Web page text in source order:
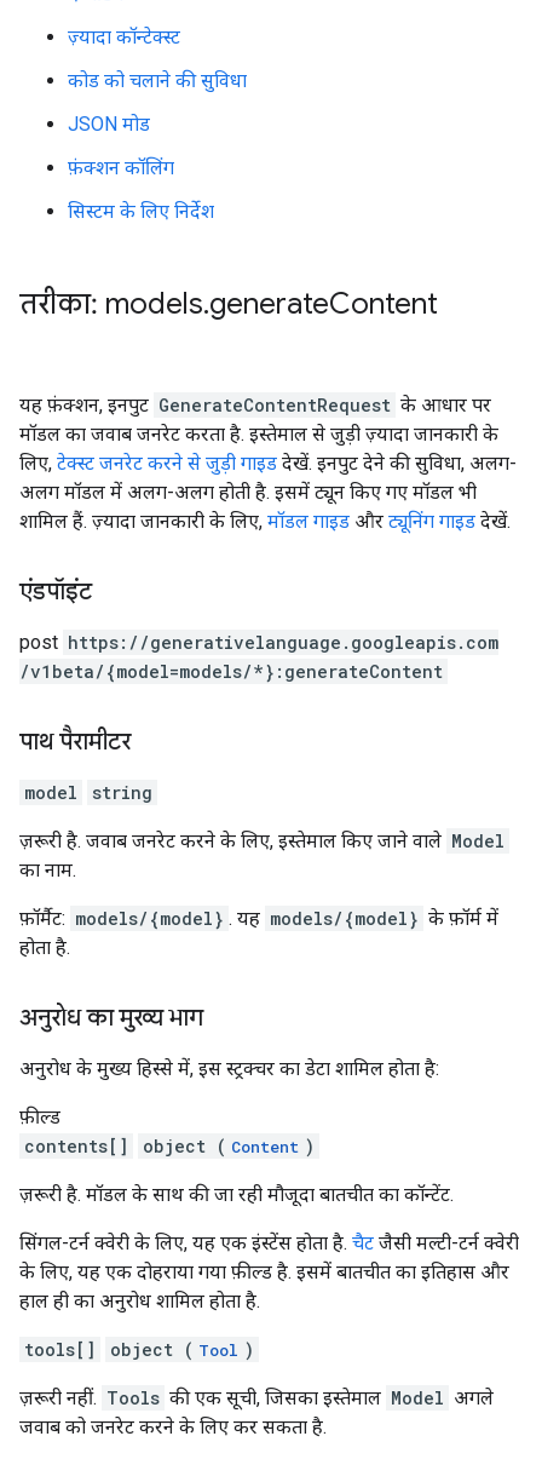
ज़्यादा कॉन्टेक्स्ट
कोड को चलाने की सुविधा
JSON मोड
फ़ंक्शन कॉलिंग
सिस्टम के लिए निर्देश
तरीका: models.generateContent
यह फ़ंक्शन, इनपुट GenerateContentRequest के आधार पर
मॉडल का जवाब जनरेट करता है. इस्तेमाल से जुड़ी ज़्यादा जानकारी के
लिए, टेक्स्ट जनरेट करने से जुड़ी गाइड देखें. इनपुट देने की सुविधा, अलग-
अलग मॉडल में अलग-अलग होती है. इसमें ट्यून किए गए मॉडल भी
शामिल हैं. ज़्यादा जानकारी के लिए, मॉडल गाइड और ट्यूनिंग गाइड देखें.
एंडपॉइंट
post https: / /generativelanguage.googleapis.com
/v1beta/{model=models/*}:generateContent
पाथ पैरामीटर
model string
ज़रूरी है. जवाब जनरेट करने के लिए, इस्तेमाल किए जाने वाले Model
का नाम.
फ़ॉर्मैट: models/{model} . यह models/{model} के फ़ॉर्म में
होता है.
अनुरोध का मुख्य भाग
अनुरोध के मुख्य हिस्से में, इस स्ट्रक्चर का डेटा शामिल होता है:
फ़ील्ड
contents[]
object ( Content )
ज़रूरी है. मॉडल के साथ की जा रही मौजूदा बातचीत का कॉन्टेंट.
सिंगल-टर्न क्वेरी के लिए, यह एक इंस्टेंस होता है. चैट जैसी मल्टी-टर्न क्वेरी
के लिए, यह एक दोहराया गया फ़ील्ड है. इसमें बातचीत का इतिहास और
हाल ही का अनुरोध शामिल होता है.
tools[] object ( Tool )
ज़रूरी नहीं. Tools की एक सूची, जिसका इस्तेमाल Model अगले
जवाब को जनरेट करने के लिए कर सकता है.